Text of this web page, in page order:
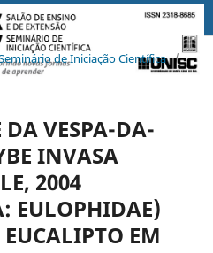
de Iniciação Científica /
VESPA-DA-
INVASA
2004
EULOPHIDAE)
EM